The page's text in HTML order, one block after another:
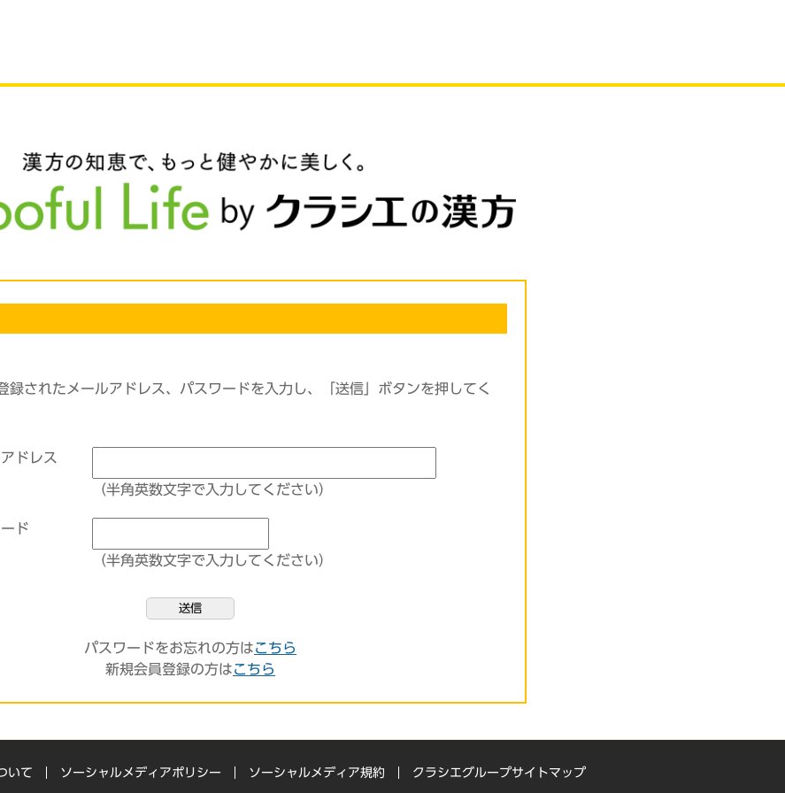
録されたメールアドレス、パスワードを入力し、「送信」ボタンを押してく
ドレス
（半角英数文字で入力してください）
ド
（半角英数文字で入力してください）
送信
パスワードをお忘れの方はこちら
新規会員登録の方はこちら
いて ソーシャルメディアポリシー ソーシャルメディア規約 クラシエグループサイトマップ